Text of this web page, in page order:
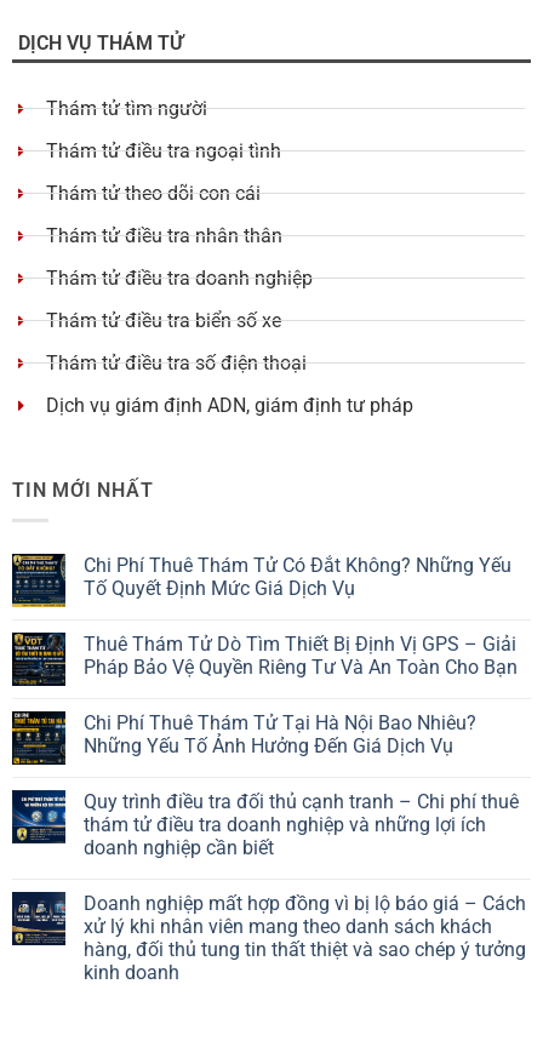
DỊCH VỤ THÁM TỬ
Thám tử tìm người
Thám tử điều tra ngoại tình
Thám tử theo dõi con cái
Thám tử điều tra nhân thân
Thám tử điều tra doanh nghiệp
Thám tử điều tra biển số xe
Thám tử điều tra số điện thoại
Dịch vụ giám định ADN, giám định tư pháp
TIN MỚI NHẤT
Chi Phí Thuê Thám Tử Có Đắt Không? Những Yếu
Tố Quyết Định Mức Giá Dịch Vụ
Thuê Thám Tử Dò Tìm Thiết Bị Định Vị GPS – Giải
Pháp Bảo Vệ Quyền Riêng Tư Và An Toàn Cho Bạn
Chi Phí Thuê Thám Tử Tại Hà Nội Bao Nhiêu?
Những Yếu Tố Ảnh Hưởng Đến Giá Dịch Vụ
Quy trình điều tra đối thủ cạnh tranh – Chi phí thuê
thám tử điều tra doanh nghiệp và những lợi ích
doanh nghiệp cần biết
Doanh nghiệp mất hợp đồng vì bị lộ báo giá – Cách
xử lý khi nhân viên mang theo danh sách khách
hàng, đối thủ tung tin thất thiệt và sao chép ý tưởng
kinh doanh